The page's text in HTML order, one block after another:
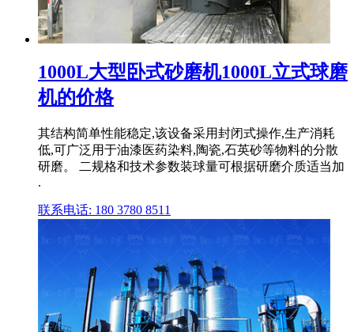
1000L大型卧式砂磨机1000L立式球磨
机的价格
其结构简单性能稳定,该设备采用封闭式操作,生产消耗
低,可广泛用于油漆医药染料,陶瓷,石英砂等物料的分散
研磨。 二规格和技术参数装球量可根据研磨介质适当加
.
联系电话: 180 3780 8511